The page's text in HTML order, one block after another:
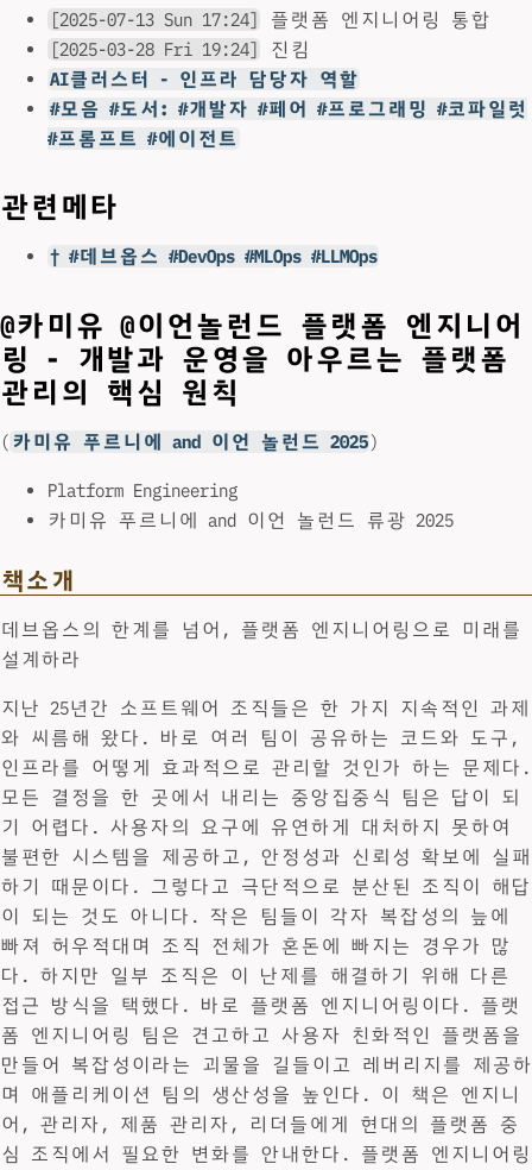
[2025-07-13 Sun 17:24]
플랫폼 엔지니어링 통합
[2025-03-28 Fri 19:24]
진킴
AI클러스터 - 인프라 담당자 역할
#모음 #도서: #개발자 #페어 #프로그래밍 #코파일럿
#프롬프트 #에이전트
관련메타
† #데브옵스 #DevOps #MLOps #LLMOps
@카미유 @이언놀런드 플랫폼 엔지니어
링 - 개발과 운영을 아우르는 플랫폼
관리의 핵심 원칙
( 카미유 푸르니에 and 이언 놀런드 2025)
Platform Engineering
카미유 푸르니에 and 이언 놀런드 류광 2025
책소개
데브옵스의 한계를 넘어, 플랫폼 엔지니어링으로 미래를
설계하라
지난 25년간 소프트웨어 조직들은 한 가지 지속적인 과제
와 씨름해 왔다. 바로 여러 팀이 공유하는 코드와 도구,
인프라를 어떻게 효과적으로 관리할 것인가 하는 문제다.
모든 결정을 한 곳에서 내리는 중앙집중식 팀은 답이 되
기 어렵다. 사용자의 요구에 유연하게 대처하지 못하여
불편한 시스템을 제공하고, 안정성과 신뢰성 확보에 실패
하기 때문이다. 그렇다고 극단적으로 분산된 조직이 해답
이 되는 것도 아니다. 작은 팀들이 각자 복잡성의 늪에
빠져 허우적대며 조직 전체가 혼돈에 빠지는 경우가 많
다. 하지만 일부 조직은 이 난제를 해결하기 위해 다른
접근 방식을 택했다. 바로 플랫폼 엔지니어링이다. 플랫
폼 엔지니어링 팀은 견고하고 사용자 친화적인 플랫폼을
만들어 복잡성이라는 괴물을 길들이고 레버리지를 제공하
며 애플리케이션 팀의 생산성을 높인다. 이 책은 엔지니
어, 관리자, 제품 관리자, 리더들에게 현대의 플랫폼 중
심 조직에서 필요한 변화를 안내한다. 플랫폼 엔지니어링